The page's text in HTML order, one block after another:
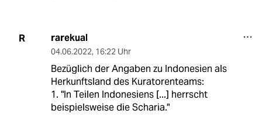
R rarekual
04.06.2022, 16:22 Uhr
Bezüglich der Angaben zu Indonesien als
Herkunftsland des Kuratorenteams:
1. "In Teilen Indonesiens [...] herrscht
beispielsweise die Scharia."